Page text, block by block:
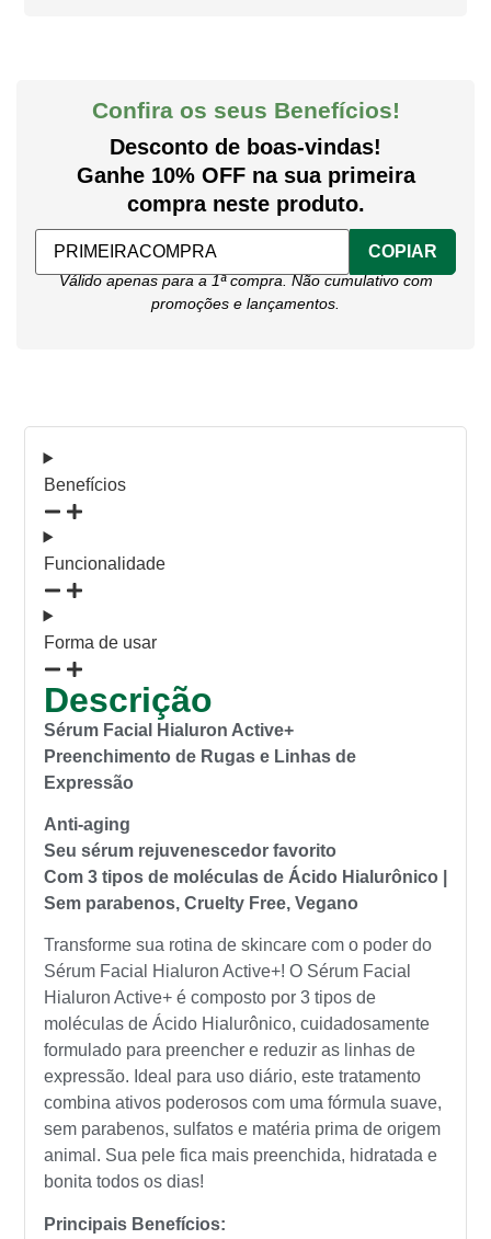
Confira os seus Benefícios!
Desconto de boas-vindas!
Ganhe 10% OFF na sua primeira
compra neste produto.
COPIAR
Válido apenas para a 1ª compra. Não cumulativo com
promoções e lançamentos.
Benefícios
Funcionalidade
Forma de usar
Descrição
Sérum Facial Hialuron Active+
Preenchimento de Rugas e Linhas de
Expressão
Anti-aging
Seu sérum rejuvenescedor favorito
Com 3 tipos de moléculas de Ácido Hialurônico |
Sem parabenos, Cruelty Free, Vegano
Transforme sua rotina de skincare com o poder do
Sérum Facial Hialuron Active+! O Sérum Facial
Hialuron Active+ é composto por 3 tipos de
moléculas de Ácido Hialurônico, cuidadosamente
formulado para preencher e reduzir as linhas de
expressão. Ideal para uso diário, este tratamento
combina ativos poderosos com uma fórmula suave,
sem parabenos, sulfatos e matéria prima de origem
animal. Sua pele fica mais preenchida, hidratada e
bonita todos os dias!
Principais Benefícios: